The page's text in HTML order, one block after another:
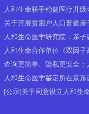
人和生命联手稳健医疗升
关于开展贫困户人口普查
人和生命医学研究院：亲
人和生命合作单位《双因
型糖尿病 ...
查询更简单、隐私更安全：
人和生命医学鉴定所在京
[公示]关于同意设立人和生